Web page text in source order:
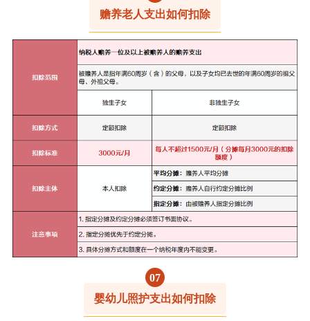
赡养老人支出如何扣除
07
婴幼儿照护支出如何扣除